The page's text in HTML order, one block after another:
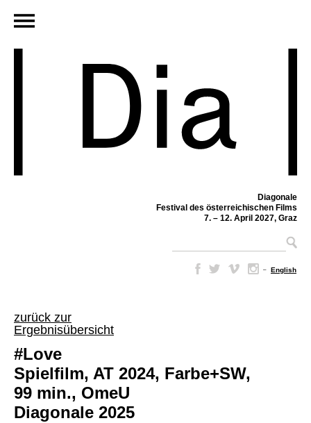
Diagonale
Festival des österreichischen Films
7. – 12. April 2027, Graz
– English
zurück zur
Ergebnisübersicht
#Love
Spielfilm, AT 2024, Farbe+SW,
99 min., OmeU
Diagonale 2025